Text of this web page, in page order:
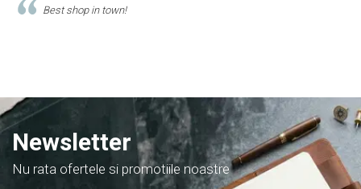
Comand produse de papetarie si birotica de cel putin 10 ani de la
Newsletter
Nu rata ofertele si promotiile noastre